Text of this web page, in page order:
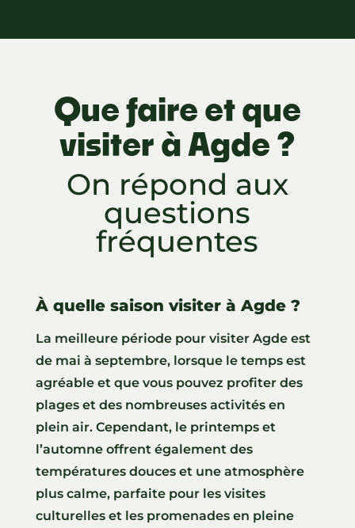
Que faire et que
visiter à Agde ?
On répond aux
questions
fréquentes
À quelle saison visiter à Agde ?
La meilleure période pour visiter Agde est
de mai à septembre, lorsque le temps est
agréable et que vous pouvez profiter des
plages et des nombreuses activités en
plein air. Cependant, le printemps et
l’automne offrent également des
températures douces et une atmosphère
plus calme, parfaite pour les visites
culturelles et les promenades en pleine